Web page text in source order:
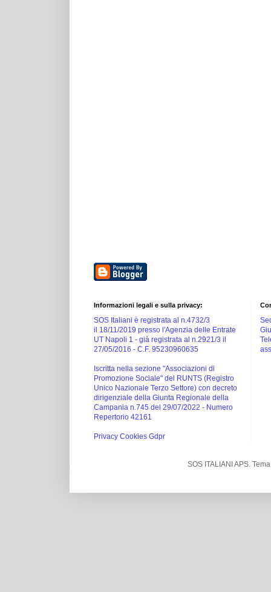
Informazioni legali e sulla privacy:
SOS Italiani è registrata al n.4732/3
il 18/11/2019 presso l'Agenzia delle Entrate
UT Napoli 1 - già registrata al n.2921/3 il
27/05/2016 - C.F. 95230960635
Iscritta nella sezione "Associazioni di
Promozione Sociale" del RUNTS (Registro
Unico Nazionale Terzo Settore) con decreto
dirigenziale della Giunta Regionale della
Campania n.745 del 29/07/2022 - Numero
Repertorio 42161
Privacy Cookies Gdpr
SOS ITALIANI APS.